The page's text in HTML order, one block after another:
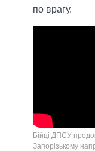
по врагу.
Бійці ДПСУ
Запорізькому